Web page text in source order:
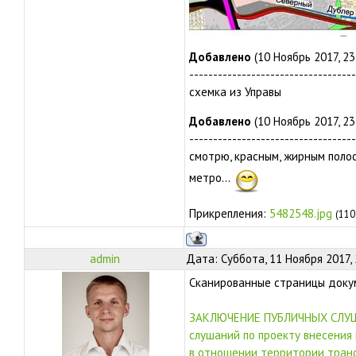
Добавлено (10 Ноябрь 2017,
схемка из Управы
Добавлено (10 Ноябрь 2017,
смотрю, красным, жирным
метро...
Прикрепления: 5482548.jpg
admin
Дата: Суббота, 11 Ноября
Сканированные страницы
ЗАКЛЮЧЕНИЕ ПУБЛИЧНЫХ
слушаний по проекту
в отношении территории